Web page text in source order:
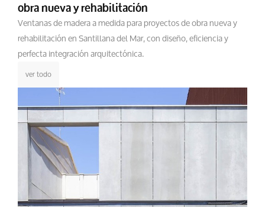
obra nueva y rehabilitación
Ventanas de madera a medida para proyectos de obra nueva y
rehabilitación en Santillana del Mar, con diseño, eficiencia y
perfecta integración arquitectónica.
ver todo